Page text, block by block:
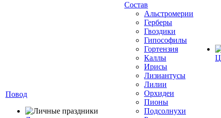
Повод
Состав
Альстромерии
Герберы
Гвоздики
Гипософилы
Гортензия
Каллы
Ирисы
Лизиантусы
Лилии
Орхидеи
Пионы
Подсолнухи